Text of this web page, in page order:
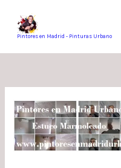
contenidoPintores en Madrid - Pinturas Urbano